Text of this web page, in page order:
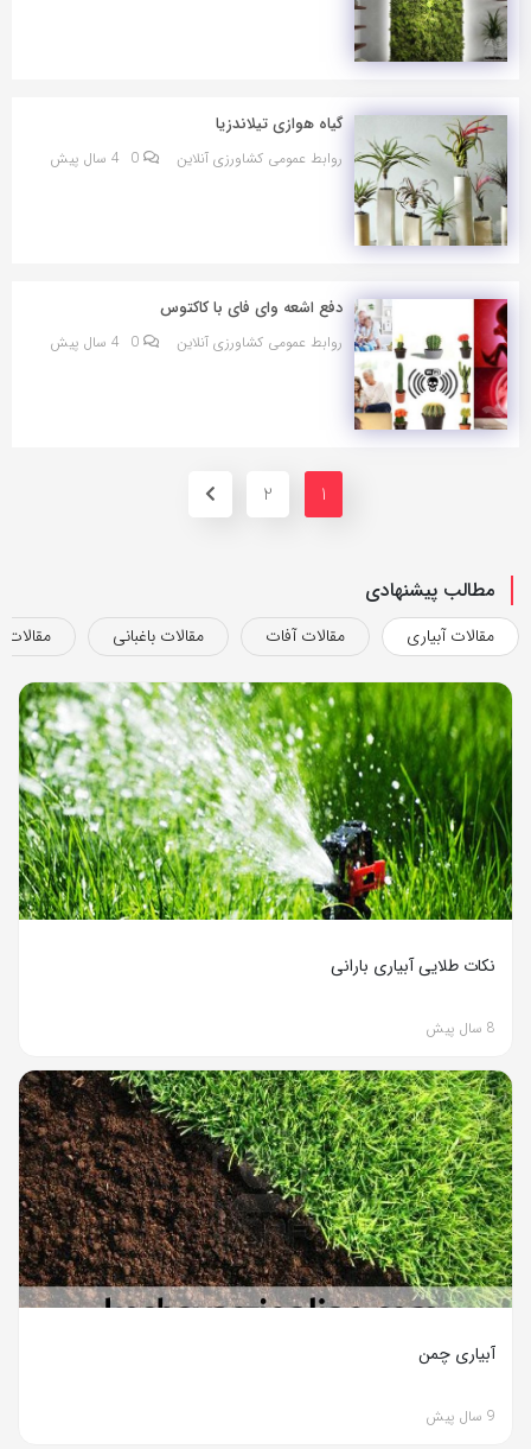
گیاه هوازی تیلاندزیا
روابط عمومی کشاورزی آنلاین 0 4 سال پیش
دفع اشعه وای فای با کاکتوس
روابط عمومی کشاورزی آنلاین 0 4 سال پیش
1
2
مطالب پیشنهادی
مقالات آبیاری مقالات آفات مقالات باغبانی مقالات
نکات طلایی آبیاری بارانی
8 سال پیش
آبیاری چمن
9 سال پیش